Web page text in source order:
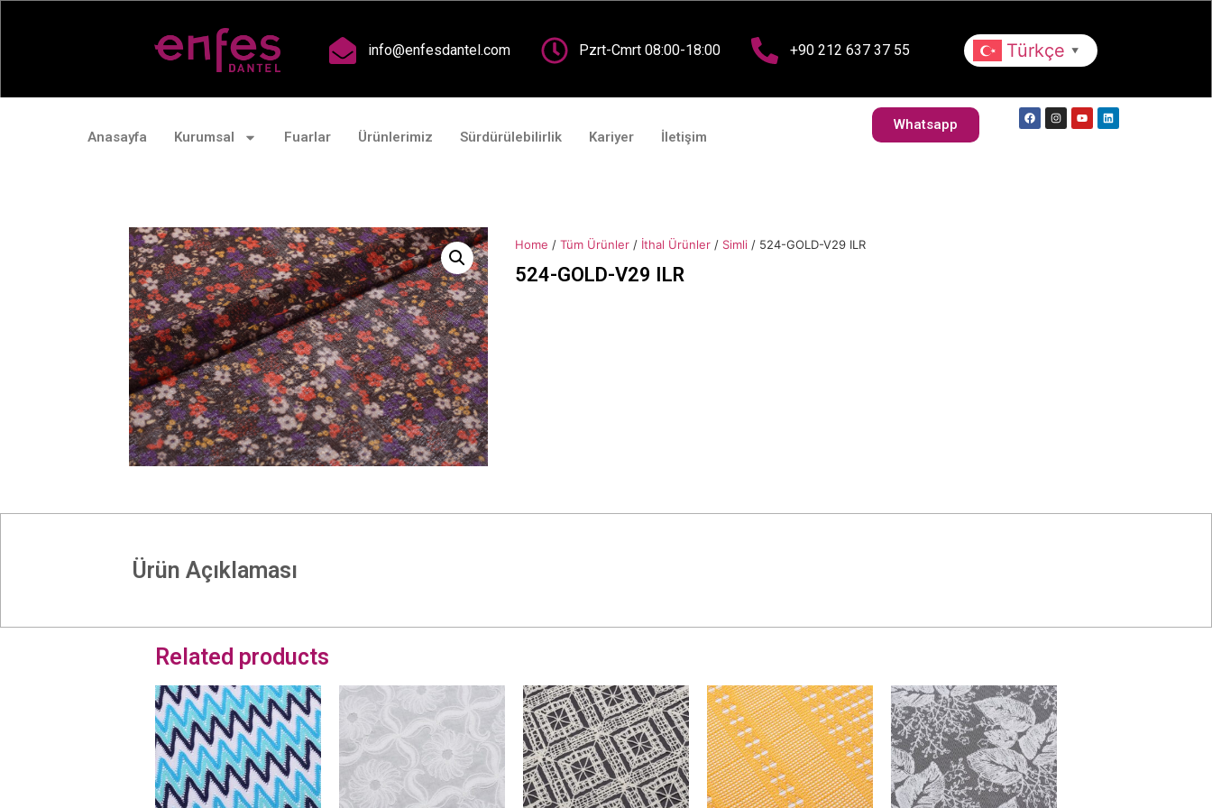
info@enfesdantel.com Pzrt-Cmrt 08:00-18:00 +90 212 637 37 55 Türkçe ▼
Anasayfa Kurumsal Fuarlar Ürünlerimiz Sürdürülebilirlik Kariyer İletişim
Whatsapp
Home / Tüm Ürünler/ İthal Ürünler/ Simli/ 524-GOLD-V29 ILR
524-GOLD-V29 ILR
Ürün Açıklaması
Related products